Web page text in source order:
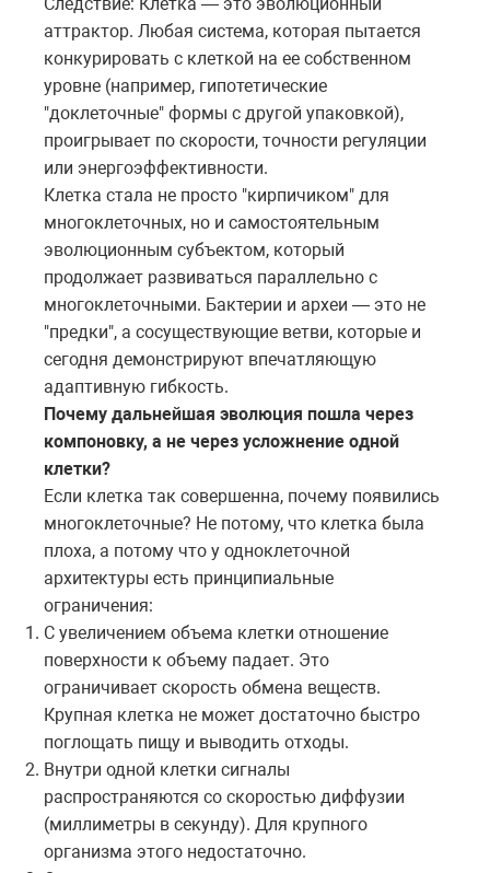
Следствие: Клетка — это эволюционный
аттрактор. Любая система, которая пытается
конкурировать с клеткой на ее собственном
уровне (например, гипотетические
"доклеточные" формы с другой упаковкой),
проигрывает по скорости, точности регуляции
или энергоэффективности.
Клетка стала не просто "кирпичиком" для
многоклеточных, но и самостоятельным
эволюционным субъектом, который
продолжает развиваться параллельно с
многоклеточными. Бактерии и археи — это не
"предки", а сосуществующие ветви, которые и
сегодня демонстрируют впечатляющую
адаптивную гибкость.
Почему дальнейшая эволюция пошла через
компоновку, а не через усложнение одной
клетки?
Если клетка так совершенна, почему появились
многоклеточные? Не потому, что клетка была
плоха, а потому что у одноклеточной
архитектуры есть принципиальные
ограничения:
С увеличением объема клетки отношение
поверхности к объему падает. Это
ограничивает скорость обмена веществ.
Крупная клетка не может достаточно быстро
поглощать пищу и выводить отходы.
Внутри одной клетки сигналы
распространяются со скоростью диффузии
(миллиметры в секунду). Для крупного
организма этого недостаточно.